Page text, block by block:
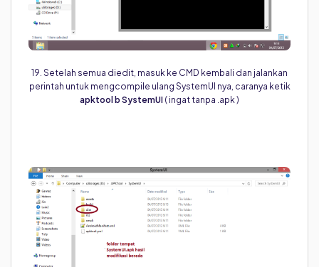
19. Setelah semua diedit, masuk ke CMD kembali dan jalankan
perintah untuk mengcompile ulang SystemUI nya, caranya ketik
apktool b SystemUI ( ingat tanpa .apk )